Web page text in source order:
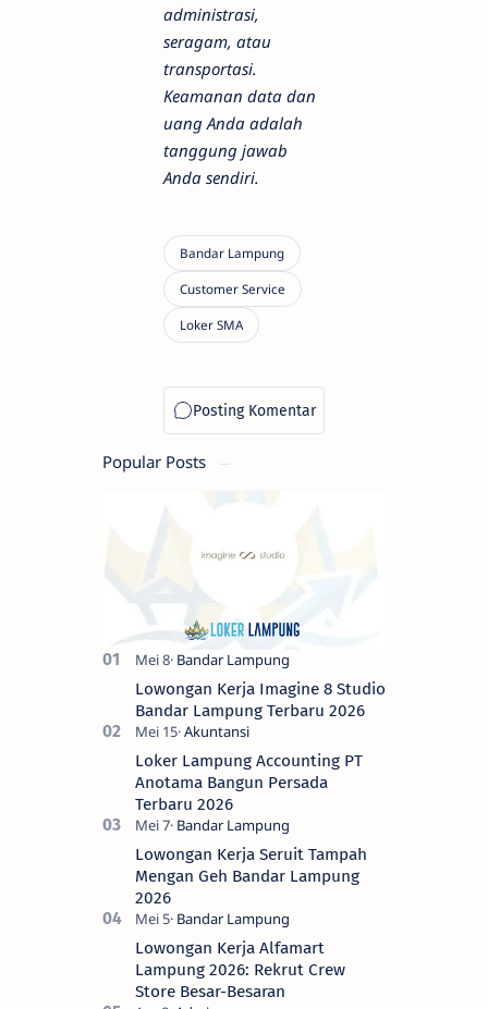
administrasi,
seragam, atau
transportasi.
Keamanan data dan
uang Anda adalah
tanggung jawab
Anda sendiri.
Popular Posts
Lowongan Kerja Imagine 8 Studio
Bandar Lampung Terbaru 2026
Loker Lampung Accounting PT
Anotama Bangun Persada
Terbaru 2026
Lowongan Kerja Seruit Tampah
Mengan Geh Bandar Lampung
2026
Lowongan Kerja Alfamart
Lampung 2026: Rekrut Crew
Store Besar-Besaran